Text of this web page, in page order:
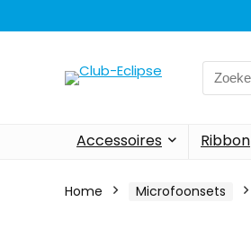
Search
for:
Accessoires Ribbon
Home Microfoonsets